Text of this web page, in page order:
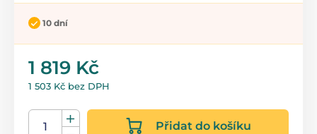
10 dní
1 819 Kč
1 503 Kč bez DPH
Přidat do košíku